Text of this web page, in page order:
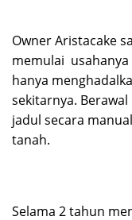
Owner Aristacake
memulai
hanya
sekitarnya.
jadul secara
tanah.
Selama 2 tahun